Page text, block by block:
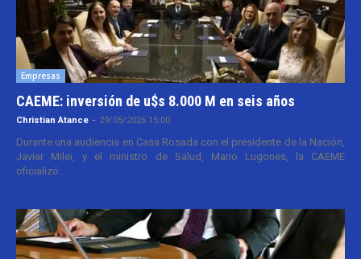
Empresas
CAEME: inversión de u$s 8.000 M en seis años
Christian Atance - 29/05/2026 15:00
Durante una audiencia en Casa Rosada con el presidente de la Nación,
Javier Milei, y el ministro de Salud, Mario Lugones, la CAEME
oficializó...